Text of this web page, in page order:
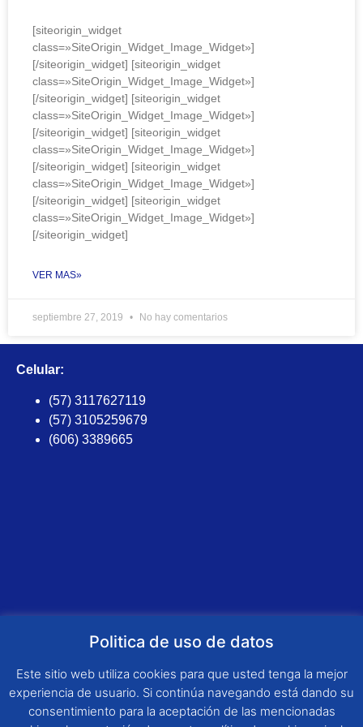
[siteorigin_widget
class=»SiteOrigin_Widget_Image_Widget»]
[/siteorigin_widget] [siteorigin_widget
class=»SiteOrigin_Widget_Image_Widget»]
[/siteorigin_widget] [siteorigin_widget
class=»SiteOrigin_Widget_Image_Widget»]
[/siteorigin_widget] [siteorigin_widget
class=»SiteOrigin_Widget_Image_Widget»]
[/siteorigin_widget] [siteorigin_widget
class=»SiteOrigin_Widget_Image_Widget»]
[/siteorigin_widget] [siteorigin_widget
class=»SiteOrigin_Widget_Image_Widget»]
[/siteorigin_widget]
VER MAS»
septiembre 27, 2019 No hay comentarios
Celular:
(57) 3117627119
(57) 3105259679
(606) 3389665
Carrera 17 Numero 18-111 Santa Mónica –
Dosquebradas – Risaralda
Politica de uso de datos
Este sitio web utiliza cookies para que usted tenga la mejor
experiencia de usuario. Si continúa navegando está dando su
consentimiento para la aceptación de las mencionadas